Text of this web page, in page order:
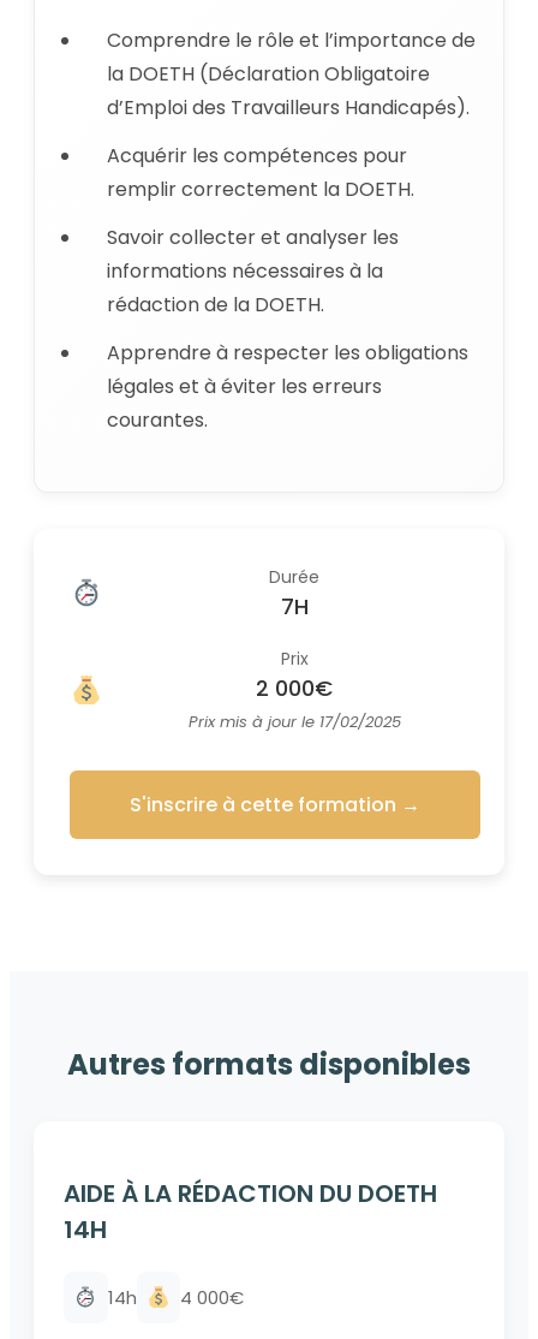
Comprendre le rôle et l’importance de
la DOETH (Déclaration Obligatoire
d’Emploi des Travailleurs Handicapés).
Acquérir les compétences pour
remplir correctement la DOETH.
Savoir collecter et analyser les
informations nécessaires à la
rédaction de la DOETH.
Apprendre à respecter les obligations
légales et à éviter les erreurs
courantes.
Durée
7H
Prix
2 000€
Prix mis à jour le 17/02/2025
S'inscrire à cette formation →
Autres formats disponibles
AIDE À LA RÉDACTION DU DOETH
14H
14h 4 000€